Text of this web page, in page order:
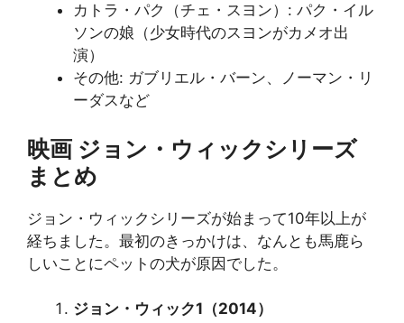
カトラ・パク（チェ・スヨン）: パク・イル
ソンの娘（少女時代のスヨンがカメオ出
演）
その他: ガブリエル・バーン、ノーマン・リ
ーダスなど
映画 ジョン・ウィックシリーズ
まとめ
ジョン・ウィックシリーズが始まって10年以上が
経ちました。最初のきっかけは、なんとも馬鹿ら
しいことにペットの犬が原因でした。
ジョン・ウィック1（2014）